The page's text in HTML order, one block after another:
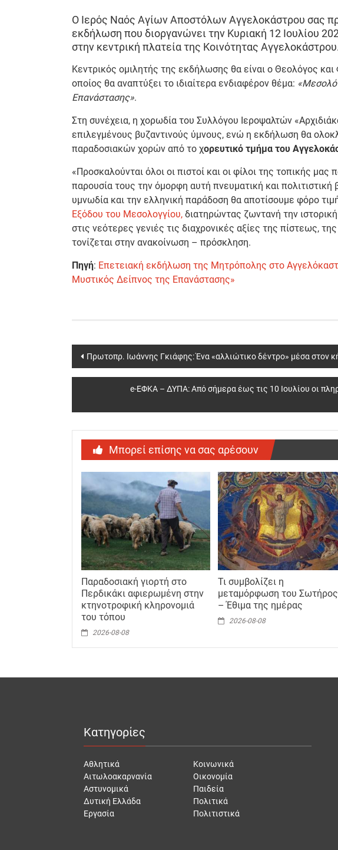
Ο Ιερός Ναός Αγίων Αποστόλων Αγγελοκάστρου σας
εκδήλωση που διοργανώνει την Κυριακή 12 Ιουλίου
στην κεντρική πλατεία της Κοινότητας
Κεντρικός ομιλητής της εκδήλωσης θα είναι ο Θεολόγος και
οποίος θα αναπτύξει το ιδιαίτερα ενδιαφέρον θέμα:
Επανάστασης».
Στη συνέχεια, η χορωδία του Συλλόγου Ιεροψαλτών
επιλεγμένους βυζαντινούς ύμνους, ενώ η εκδήλωση θα
παραδοσιακών χορών από το χορευτικό τμήμα του
«Προσκαλούνται όλοι οι πιστοί και οι φίλοι της τοπικής
παρουσία τους την όμορφη αυτή πνευματική και
υμνωδία και την ελληνική παράδοση θα αποτίσουμε φόρο
Εξόδου του Μεσολογγίου, διατηρώντας ζωντανή την
στις νεότερες γενιές τις διαχρονικές αξίες της πίστεως,
τονίζεται στην ανακοίνωση – πρόσκληση.
Πηγή: Επετειακή εκδήλωση της Μητρόπολης στο
Μυστικός Δείπνος της Επανάστασης»
Post
navigation
Πρωτοπρ. Ιωάννης Γκιάφης: Ένα «αλλιώτικο δέντρο» μέσα στον
e-ΕΦΚΑ – ΔΥΠΑ: Από σήμερα έως τις 10 Ιουλίου οι
Μπορεί επίσης να σας αρέσουν
Παραδοσιακή γιορτή στο
Περδικάκι αφιερωμένη στην
κτηνοτροφική κληρονομιά
του τόπου
2026-08-08
Τι συμβολίζει η
μεταμόρφωση του Σωτήρος
– Έθιμα της ημέρας
2026-08-08
Κατηγορίες
Αθλητικά
Αιτωλοακαρνανία
Αστυνομικά
Δυτική Ελλάδα
Εργασία
Κοινωνικά
Οικονομία
Παιδεία
Πολιτικά
Πολιτιστικά